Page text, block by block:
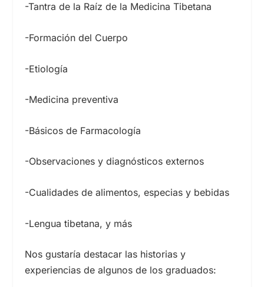
-Tantra de la Raíz de la Medicina Tibetana
-Formación del Cuerpo
-Etiología
-Medicina preventiva
-Básicos de Farmacología
-Observaciones y diagnósticos externos
-Cualidades de alimentos, especias y bebidas
-Lengua tibetana, y más
Nos gustaría destacar las historias y
experiencias de algunos de los graduados: